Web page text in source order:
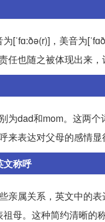
[ˈfɑ:ðə(r)]，美音为
任也随之被体现出来
为dad和mom。这两
表达对父母的感情显
文称呼
亲属关系，英文中的
母。这种简约清晰的